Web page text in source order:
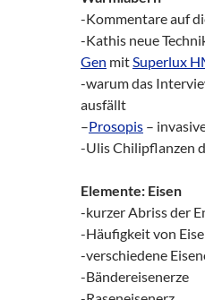
-Kommentare auf
-Kathis neue
Gen mitSuperlux
-warum das
ausfällt
–Prosopis –
-Ulis Chilipflanzen
Elemente: Eisen
-kurzer Abriss der
-Häufigkeit von
-verschiedene
-Bändereisenerze